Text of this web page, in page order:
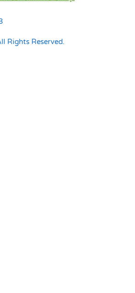
Rights Reserved.